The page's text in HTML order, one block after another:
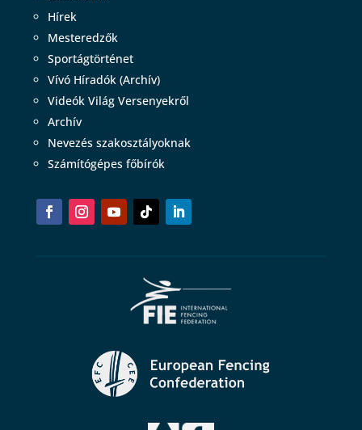
Hírek
Mesteredzők
Sportágtörténet
Vívó Híradók (Archív)
Videók Világ Versenyekről
Archív
Nevezés szakosztályoknak
Számítógépes főbírók